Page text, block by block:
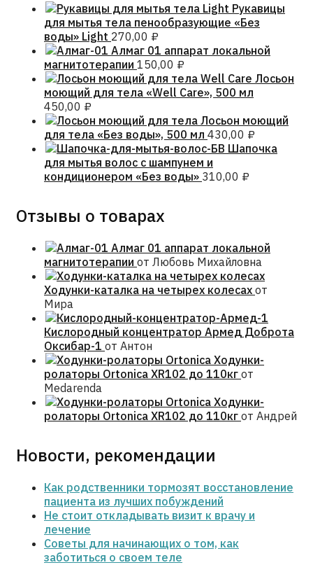
Рукавицы
для мытья тела пенообразующие «Без
воды» Light 270,00 ₽
Алмаг 01 аппарат локальной
магнитотерапии 150,00 ₽
Лосьон
моющий для тела «Well Care», 500 мл
450,00 ₽
Лосьон моющий
для тела «Без воды», 500 мл 430,00 ₽
Шапочка
для мытья волос с шампунем и
кондиционером «Без воды» 310,00 ₽
Отзывы о товарах
Алмаг 01 аппарат локальной
магнитотерапии от Любовь Михайловна
Ходунки-каталка на четырех колесах от
Мира
Кислородный концентратор Армед Доброта
Оксибар-1 от Антон
Ходунки-
ролаторы Ortonica XR102 до 110кг от
Medarenda
Ходунки-
ролаторы Ortonica XR102 до 110кг от Андрей
Новости, рекомендации
Как родственники тормозят восстановление
пациента из лучших побуждений
Не стоит откладывать визит к врачу и
лечение
Советы для начинающих о том, как
заботиться о своем теле